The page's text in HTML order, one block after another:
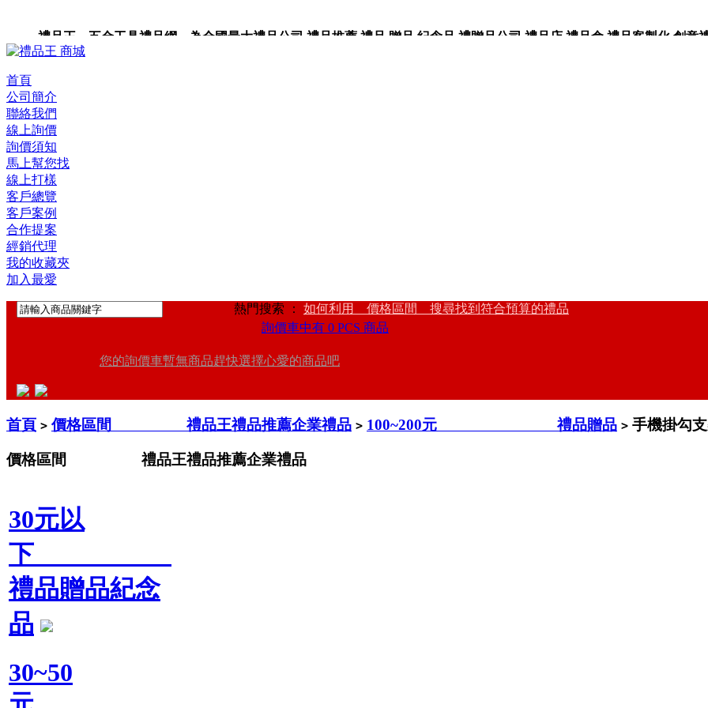
禮品王 五金工具禮品網 為全國最大禮品公司,禮品推薦,禮品,贈品,紀念品,禮贈品公司,禮品店,禮品盒,禮品客製化,創意
首頁
公司簡介
聯絡我們
線上詢價
詢價須知
馬上幫您找
線上打樣
客戶總覽
客戶案例
合作提案
經銷代理
我的收藏夾
加入最愛
熱門搜索 ： 如何利用 價格區間 搜尋找到符合預算的禮品
詢價車中有 0 PCS 商品
您的詢價車暫無商品趕快選擇心愛的商品吧
首頁 > 價格區間 禮品王禮品推薦企業禮品 > 100~200元 禮品贈品 > 手機掛勾
價格區間 禮品王禮品推薦企業禮品
30元以
下
禮品贈品紀念
品
30~50